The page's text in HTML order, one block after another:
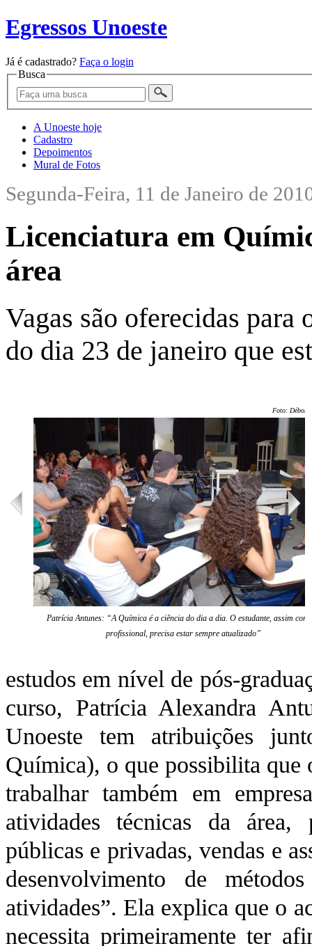
Egressos Unoeste
Já é cadastrado? Faça o login
Busca
A Unoeste hoje
Cadastro
Depoimentos
Mural de Fotos
Segunda-Feira, 11 de Janeiro de
Licenciatura em
área
Vagas são oferecidas para
do dia 23 de janeiro que
Foto: Débora
Patrícia Antunes: “A Química é a ciência do dia a dia. O estudante, assim
profissional, precisa estar sempre atualizado”
estudos em nível de pós-
curso, Patrícia Alexandra
Unoeste tem atribuições
Química), o que possibilita que
trabalhar também em
atividades técnicas da área,
públicas e privadas, vendas e
desenvolvimento de
atividades”. Ela explica que o
necessita primeiramente ter